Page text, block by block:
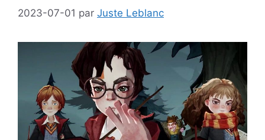
2023-07-01 par Juste Leblanc